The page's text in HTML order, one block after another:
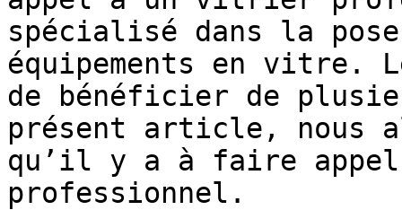
spécialisé dans la
équipements en
de bénéficier de
présent article, nous
qu’il y a à faire
professionnel.